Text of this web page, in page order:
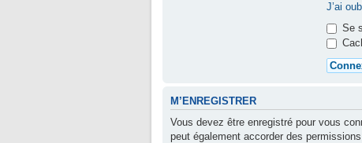
J’ai
Se
M’ENREGISTRER
Vous devez être enregistré pour vous
peut également accorder des